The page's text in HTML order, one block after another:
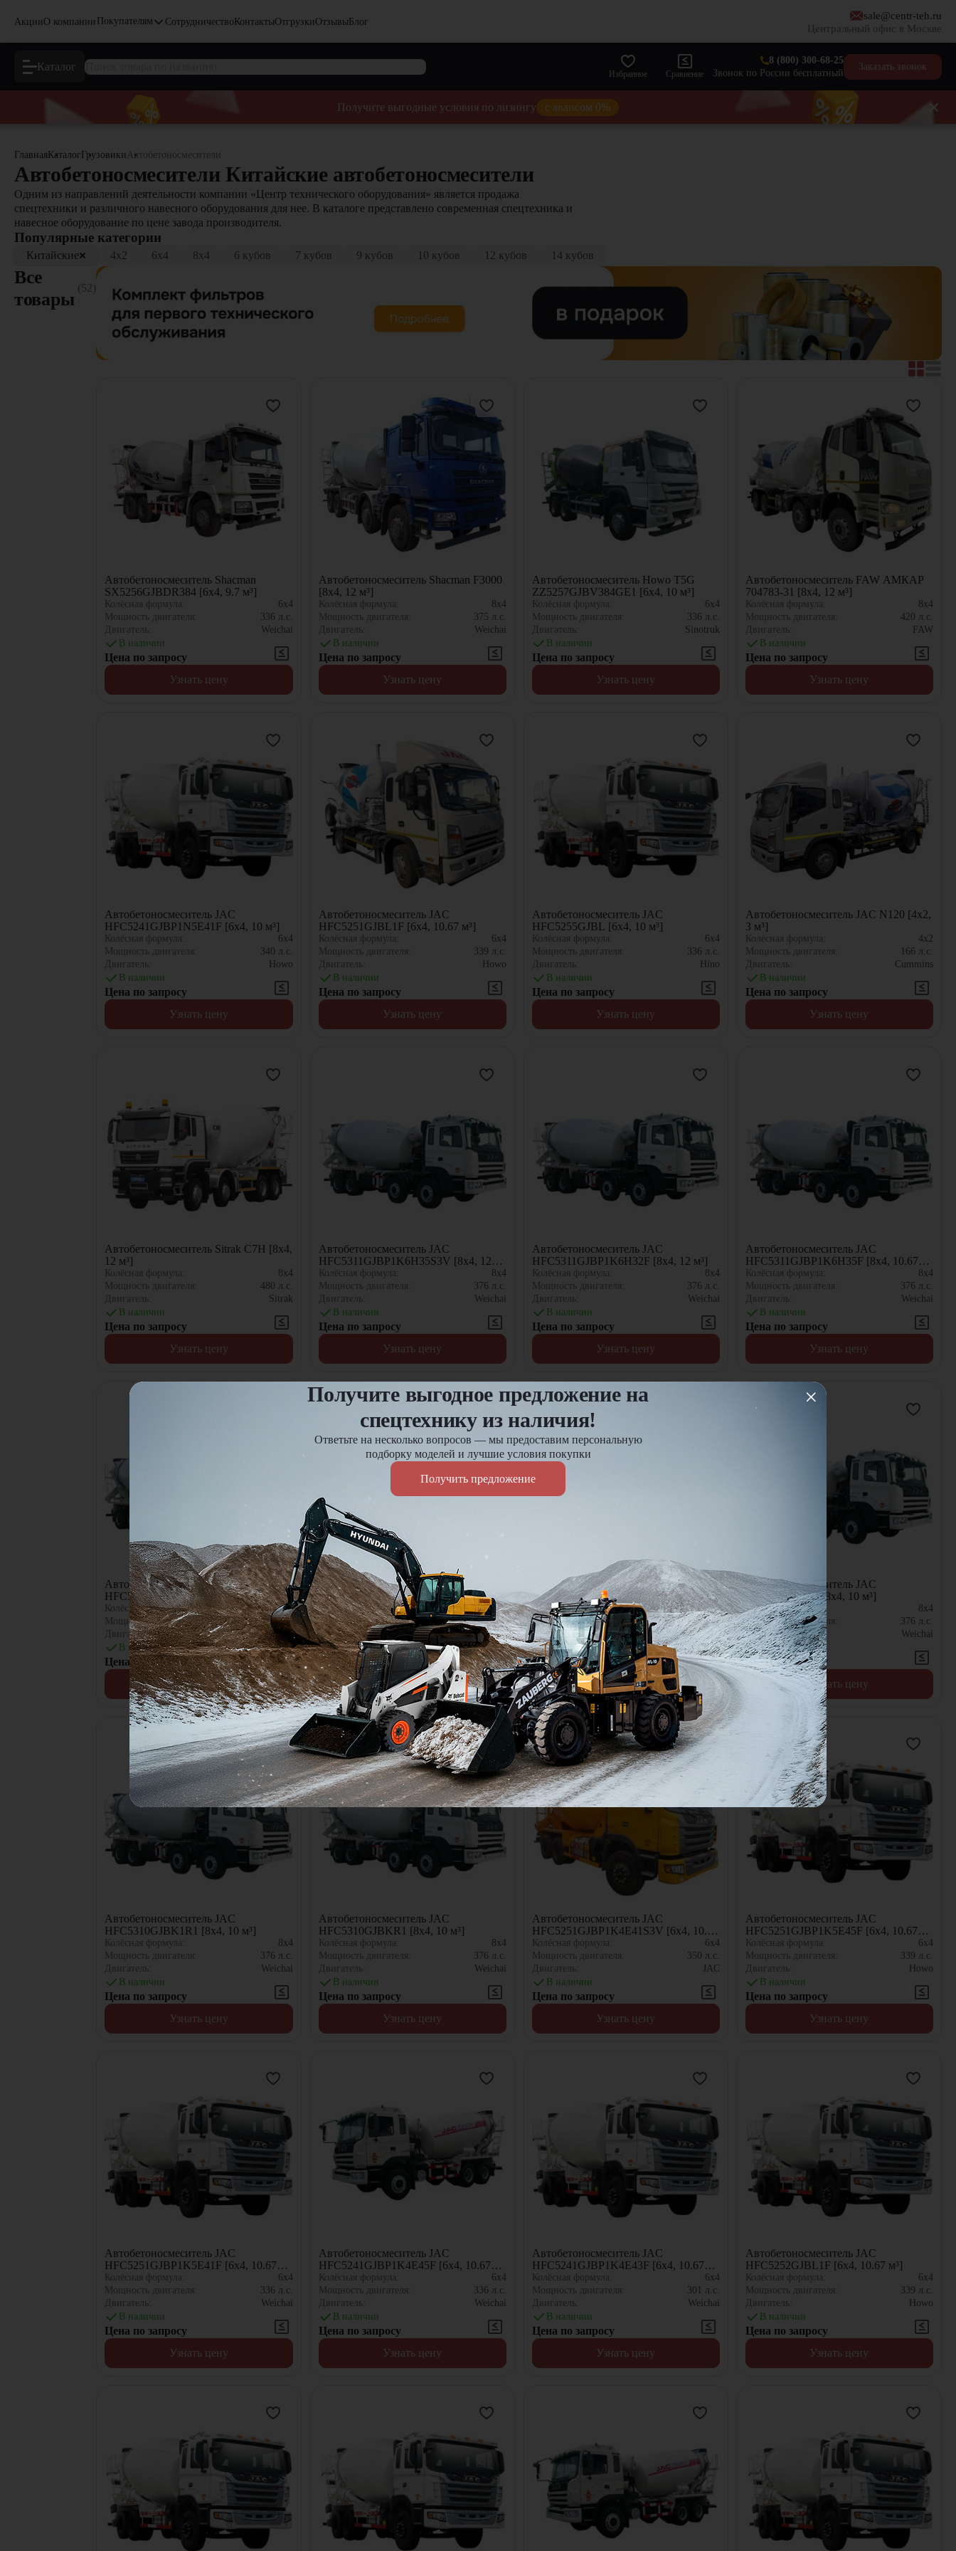
АкцииО компании Покупателям СотрудничествоКонтактыОтгрузкиОтзывыБлог
sale@centr-teh.ru
Центральный офис в Москве
Каталог
Избранное Сравнение
8 (800) 300-68-25
Звонок по России бесплатный
Заказать звонок
Получите выгодные условия по лизингу с авансом 0%
Главная Каталог ГрузовикиАвтобетоносмесители
Автобетоносмесители Китайские автобетоносмесители
Одним из направлений деятельности компании «Центр технического оборудования» является продажа
спецтехники и различного навесного оборудования для нее. В каталоге представлено современная спецтехника и
навесное оборудование по цене завода производителя.
Популярные категории
Китайские 4x2 6x4 8x4 6 кубов 7 кубов 9 кубов 10 кубов 12 кубов 14 кубов
Все
товары
(52)
Автобетоносмеситель Shacman
SX5256GJBDR384 [6x4, 9.7 м³]
Колёсная формула:
6x4
Мощность двигателя:
336 л.с.
Двигатель:
Weichai
В наличии
Цена по запросу
Узнать цену
Автобетоносмеситель Shacman F3000
[8x4, 12 м³]
Колёсная формула:
8x4
Мощность двигателя:
375 л.с.
Двигатель:
Weichai
В наличии
Цена по запросу
Узнать цену
Автобетоносмеситель Howo T5G
ZZ5257GJBV384GE1 [6x4, 10 м³]
Колёсная формула:
6x4
Мощность двигателя:
336 л.с.
Двигатель:
Sinotruk
В наличии
Цена по запросу
Узнать цену
Автобетоносмеситель FAW АМКАР
704783-31 [8x4, 12 м³]
Колёсная формула:
8x4
Мощность двигателя:
420 л.с.
Двигатель:
FAW
В наличии
Цена по запросу
Узнать цену
Автобетоносмеситель JAC
HFC5241GJBP1N5E41F [6x4, 10 м³]
Колёсная формула:
6x4
Мощность двигателя:
340 л.с.
Двигатель:
Howo
В наличии
Цена по запросу
Узнать цену
Автобетоносмеситель JAC
HFC5251GJBL1F [6x4, 10.67 м³]
Колёсная формула:
6x4
Мощность двигателя:
339 л.с.
Двигатель:
Howo
В наличии
Цена по запросу
Узнать цену
Автобетоносмеситель JAC
HFC5255GJBL [6x4, 10 м³]
Колёсная формула:
6x4
Мощность двигателя:
336 л.с.
Двигатель:
Hino
В наличии
Цена по запросу
Узнать цену
Автобетоносмеситель JAC N120 [4x2,
3 м³]
Колёсная формула:
4x2
Мощность двигателя:
166 л.с.
Двигатель:
Cummins
В наличии
Цена по запросу
Узнать цену
Автобетоносмеситель Sitrak C7H [8x4,
12 м³]
Колёсная формула:
8x4
Мощность двигателя:
480 л.с.
Двигатель:
Sitrak
В наличии
Цена по запросу
Узнать цену
Автобетоносмеситель JAC
HFC5311GJBP1K6H35S3V [8x4, 12
м³]
Колёсная формула:
8x4
Мощность двигателя:
376 л.с.
Двигатель:
Weichai
В наличии
Цена по запросу
Узнать цену
Автобетоносмеситель JAC
HFC5311GJBP1K6H32F [8x4, 12 м³]
Колёсная формула:
8x4
Мощность двигателя:
376 л.с.
Двигатель:
Weichai
В наличии
Цена по запросу
Узнать цену
Автобетоносмеситель JAC
HFC5311GJBP1K6H35F [8x4, 10.67
м³]
Колёсная формула:
8x4
Мощность двигателя:
376 л.с.
Двигатель:
Weichai
В наличии
Цена по запросу
Узнать цену
Автобетоносмеситель JAC
HFC5310GJBLKR1K3 [8x4, 10 м³]
Колёсная формула:
8x4
Мощность двигателя:
376л.с.
Двигатель:
Weichai
В наличии
Цена по запросу
Узнать цену
Автобетоносмеситель JAC
HFC5311GJBKR1K3 [8x4, 10 м³]
Колёсная формула:
8x4
Мощность двигателя:
290л.с.
Двигатель:
Weichai
В наличии
Цена по запросу
Узнать цену
Автобетоносмеситель JAC
HFC5310GJBLKR1T [8x4, 10 м³]
Колёсная формула:
8x4
Мощность двигателя:
376л.с.
Двигатель:
Weichai
В наличии
Цена по запросу
Узнать цену
Автобетоносмеситель JAC
HFC5310GJBT [8x4, 10 м³]
Колёсная формула:
8x4
Мощность двигателя:
376 л.с.
Двигатель:
Weichai
В наличии
Цена по запросу
Узнать цену
Автобетоносмеситель JAC
HFC5310GJBK1R1 [8x4, 10 м³]
Колёсная формула:
8x4
Мощность двигателя:
376 л.с.
Двигатель:
Weichai
В наличии
Цена по запросу
Узнать цену
Автобетоносмеситель JAC
HFC5310GJBKR1 [8x4, 10 м³]
Колёсная формула:
8x4
Мощность двигателя:
376 л.с.
Двигатель:
Weichai
В наличии
Цена по запросу
Узнать цену
Автобетоносмеситель JAC
HFC5251GJBP1K4E41S3V [6x4, 10.67
м³]
Колёсная формула:
6x4
Мощность двигателя:
350 л.с.
Двигатель:
JAC
В наличии
Цена по запросу
Узнать цену
Автобетоносмеситель JAC
HFC5251GJBP1K5E45F [6x4, 10.67
м³]
Колёсная формула:
6x4
Мощность двигателя:
339 л.с.
Двигатель:
Howo
В наличии
Цена по запросу
Узнать цену
Автобетоносмеситель JAC
HFC5251GJBP1K5E41F [6x4, 10.67
м³]
Колёсная формула:
6x4
Мощность двигателя:
336 л.с.
Двигатель:
Weichai
В наличии
Цена по запросу
Узнать цену
Автобетоносмеситель JAC
HFC5241GJBP1K4E45F [6x4, 10.67
м³]
Колёсная формула:
6x4
Мощность двигателя:
336 л.с.
Двигатель:
Weichai
В наличии
Цена по запросу
Узнать цену
Автобетоносмеситель JAC
HFC5241GJBP1K4E43F [6x4, 10.67
м³]
Колёсная формула:
6x4
Мощность двигателя:
301
л.с.
Двигатель:
Weichai
В наличии
Цена по запросу
Узнать цену
Автобетоносмеситель JAC
HFC5252GJBL1F [6x4, 10.67 м³]
Колёсная формула:
6x4
Мощность двигателя:
339 л.с.
Двигатель:
Howo
В наличии
Цена по запросу
Узнать цену
Получите выгодное предложение на
спецтехнику из наличия!
Ответьте на несколько вопросов — мы предоставим персональную
подборку моделей и лучшие условия покупки
Получить предложение